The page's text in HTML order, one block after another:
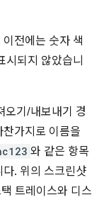
전에는 숫자 색
시되지 않았습니
오기/내보내기 경
가지로 이름을
와 같은 항목
. 위의 스크린샷
트레이스와 디스